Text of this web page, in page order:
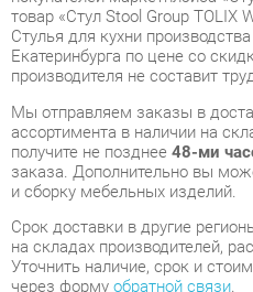
Мы отправляем заказы в
ассортимента в наличии на
получите не позднее48-ми
заказа. Дополнительно вы
и сборку мебельных изделий.
Срок доставки в другие
на складах производителей,
Уточнить наличие, срок и
через формуобратной связи.
В любой момент до передачи
течение 7-ми дней после
изменить выборили принять